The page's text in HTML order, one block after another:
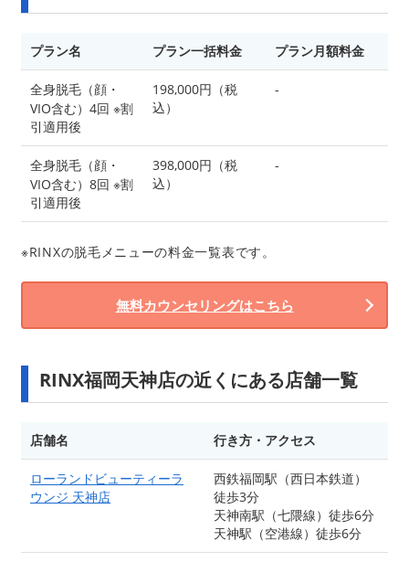
プラン名 プラン一括料金 プラン月額料金
全身脱毛（顔・
VIO含む）4回 ※割
引適用後
198,000円（税
込）
-
全身脱毛（顔・
VIO含む）8回 ※割
引適用後
398,000円（税
込）
-
※RINXの脱毛メニューの料金一覧表です。
無料カウンセリングはこちら
RINX福岡天神店の近くにある店舗一覧
店舗名 行き方・アクセス
ローランドビューティーラ
ウンジ 天神店
西鉄福岡駅（西日本鉄道）
徒歩3分
天神南駅（七隈線）徒歩6分
天神駅（空港線）徒歩6分